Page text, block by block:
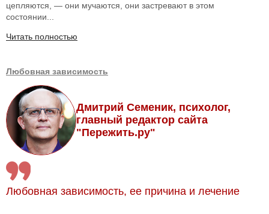
цепляются, — они мучаются, они застревают в этом
состоянии...
Читать полностью
Любовная зависимость
Дмитрий Семеник, психолог,
главный редактор сайта
"Пережить.ру"
Любовная зависимость, ее причина и лечение